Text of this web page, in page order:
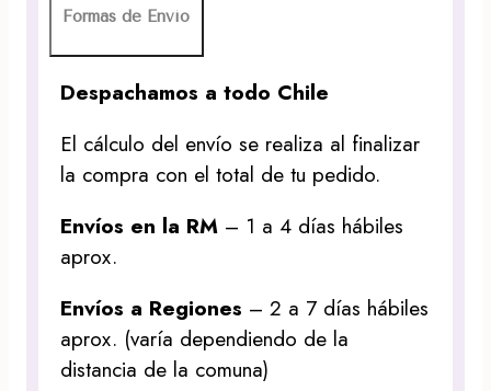
Formas de Envío
Despachamos a todo Chile
El cálculo del envío se realiza al finalizar
la compra con el total de tu pedido.
Envíos en la RM – 1 a 4 días hábiles
aprox.
Envíos a Regiones – 2 a 7 días hábiles
aprox. (varía dependiendo de la
distancia de la comuna)